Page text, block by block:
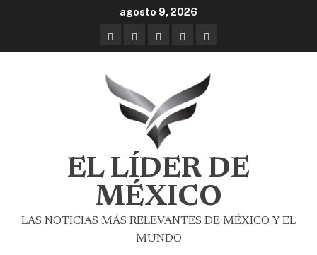
agosto 9, 2026
EL LÍDER DE
MÉXICO
LAS NOTICIAS MÁS RELEVANTES DE MÉXICO Y EL
MUNDO